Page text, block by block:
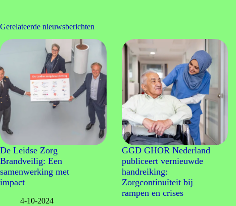
Gerelateerde nieuwsberichten
De Leidse Zorg
Brandveilig: Een
samenwerking met
impact
4-10-2024
GGD GHOR Nederland
publiceert vernieuwde
handreiking:
Zorgcontinuïteit bij
rampen en crises